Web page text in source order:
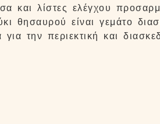
και λίστες ελέγχου
θησαυρού είναι γεμάτο
την περιεκτική και